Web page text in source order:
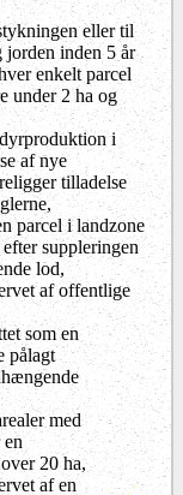
eller til
jorden inden 5 år
enkelt parcel
under 2 ha og
i
af nye
tilladelse
parcel i landzone
suppleringen
lod,
af offentlige
som en
pålagt
med
20 ha,
af en